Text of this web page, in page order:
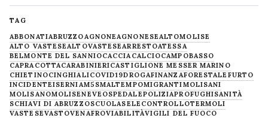
TAG
ABBONATIABRUZZOAGNONEAGNONESEALTOMOLISE
ALTO VASTESEALTOVASTESEARRESTOATESSA
BELMONTE DEL SANNIOCACCIACALCIOCAMPOBASSO
CAPRACOTTACARABINIERICASTIGLIONE MESSER MARINO
CHIETINOCINGHIALICOVID19DROGAFINANZAFORESTALE FURTO
INCIDENTEISERNIAM5SMALTEMPOMIGRANTIMOLISANI
MOLISANOMOLISENEVE OSPEDALEPOLIZIAPROFUGHISANITÀ
SCHIAVI DI ABRUZZOSCUOLASELECONTROLLOTERMOLI
VASTESEVASTOVENAFROVIABILITÀVIGILI DEL FUOCO